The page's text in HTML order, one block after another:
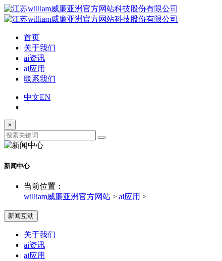
首页
关于我们
ai资讯
ai应用
联系我们
中文EN
×
新闻中心
当前位置：
william威廉亚洲官方网站 > ai应用 >
新闻互动
关于我们
ai资讯
ai应用